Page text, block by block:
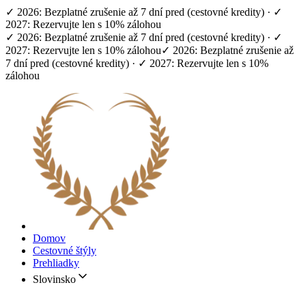
✓ 2026: Bezplatné zrušenie až 7 dní pred (cestovné kredity) · ✓
2027: Rezervujte len s 10% zálohou
✓ 2026: Bezplatné zrušenie až 7 dní pred (cestovné kredity) · ✓
2027: Rezervujte len s 10% zálohou✓ 2026: Bezplatné zrušenie až
7 dní pred (cestovné kredity) · ✓ 2027: Rezervujte len s 10%
zálohou
Domov
Cestovné štýly
Prehliadky
Slovinsko